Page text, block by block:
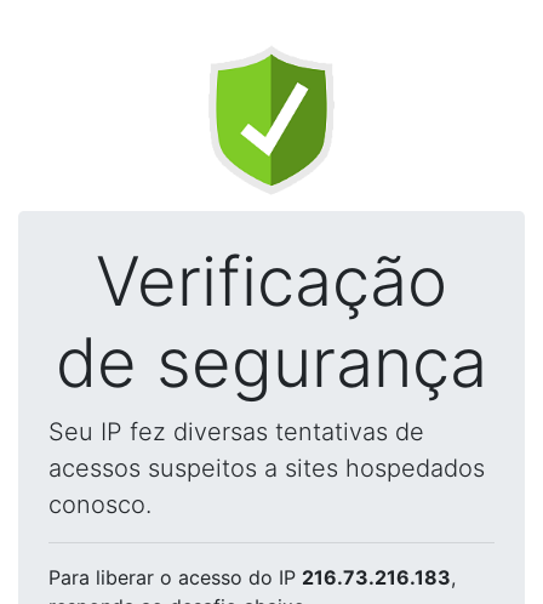
Verificação
de segurança
Seu IP fez diversas tentativas de
acessos suspeitos a sites hospedados
conosco.
Para liberar o acesso do IP 216.73.216.183,